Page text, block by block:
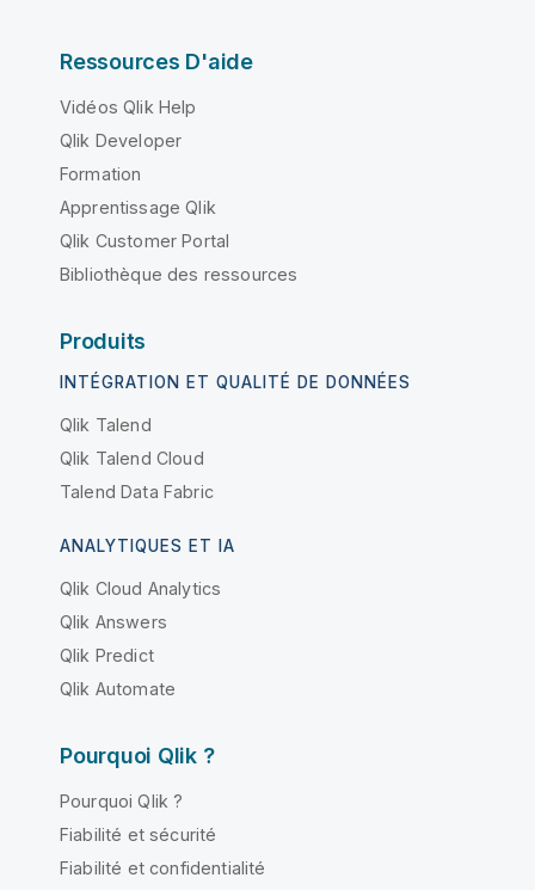
Ressources D'aide
Vidéos Qlik Help
Qlik Developer
Formation
Apprentissage Qlik
Qlik Customer Portal
Bibliothèque des ressources
Produits
INTÉGRATION ET QUALITÉ DE DONNÉES
Qlik Talend
Qlik Talend Cloud
Talend Data Fabric
ANALYTIQUES ET IA
Qlik Cloud Analytics
Qlik Answers
Qlik Predict
Qlik Automate
Pourquoi Qlik ?
Pourquoi Qlik ?
Fiabilité et sécurité
Fiabilité et confidentialité